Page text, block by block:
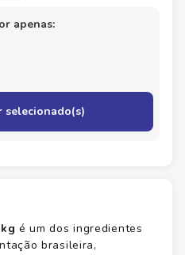
apenas:
selecionado(s)
é um dos ingredientes
brasileira,